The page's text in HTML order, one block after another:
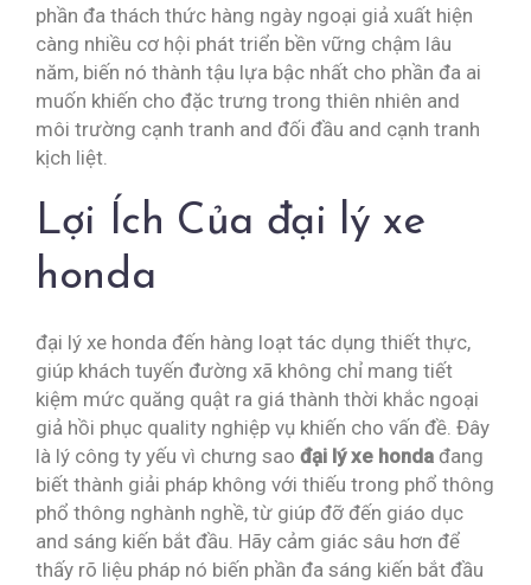
phần đa thách thức hàng ngày ngoại giả xuất hiện
càng nhiều cơ hội phát triển bền vững chậm lâu
năm, biến nó thành tậu lựa bậc nhất cho phần đa ai
muốn khiến cho đặc trưng trong thiên nhiên and
môi trường cạnh tranh and đối đầu and cạnh tranh
kịch liệt.
Lợi Ích Của đại lý xe
honda
đại lý xe honda đến hàng loạt tác dụng thiết thực,
giúp khách tuyến đường xã không chỉ mang tiết
kiệm mức quăng quật ra giá thành thời khắc ngoại
giả hồi phục quality nghiệp vụ khiến cho vấn đề. Đây
là lý công ty yếu vì chưng sao đại lý xe honda đang
biết thành giải pháp không với thiếu trong phổ thông
phổ thông nghành nghề, từ giúp đỡ đến giáo dục
and sáng kiến bắt đầu. Hãy cảm giác sâu hơn để
thấy rõ liệu pháp nó biến phần đa sáng kiến bắt đầu